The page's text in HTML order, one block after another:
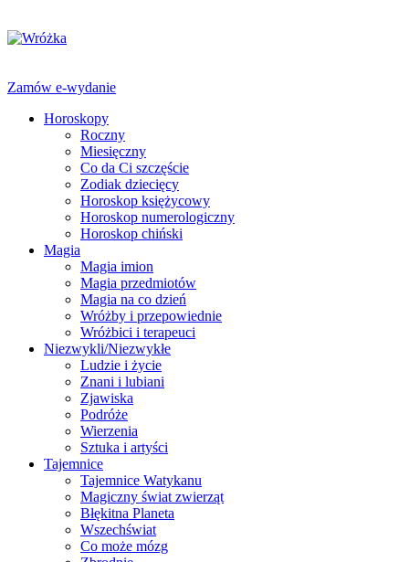
Zamów e-wydanie
Horoskopy
Roczny
Miesięczny
Co da Ci szczęście
Zodiak dziecięcy
Horoskop księżycowy
Horoskop numerologiczny
Horoskop chiński
Magia
Magia imion
Magia przedmiotów
Magia na co dzień
Wróżby i przepowiednie
Wróżbici i terapeuci
Niezwykli/Niezwykłe
Ludzie i życie
Znani i lubiani
Zjawiska
Podróże
Wierzenia
Sztuka i artyści
Tajemnice
Tajemnice Watykanu
Magiczny świat zwierząt
Błękitna Planeta
Wszechświat
Co może mózg